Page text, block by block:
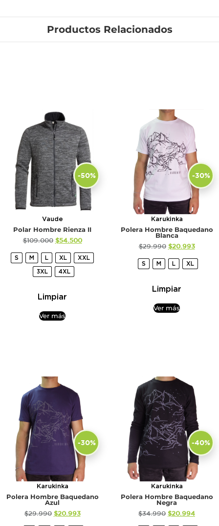
Productos Relacionados
-50%
Vaude
Polar Hombre Rienza II
$109.000 $54.500
S M L XL
XXL
3XL
4XL
Limpiar
Ver más
-30%
Karukinka
Polera Hombre Baquedano
Blanca
$29.990 $20.993
S M L XL
Limpiar
Ver más
-30%
Karukinka
Polera Hombre Baquedano
Azul
$29.990 $20.993
-40%
Karukinka
Polera Hombre Baquedano
Negra
$34.990 $20.994